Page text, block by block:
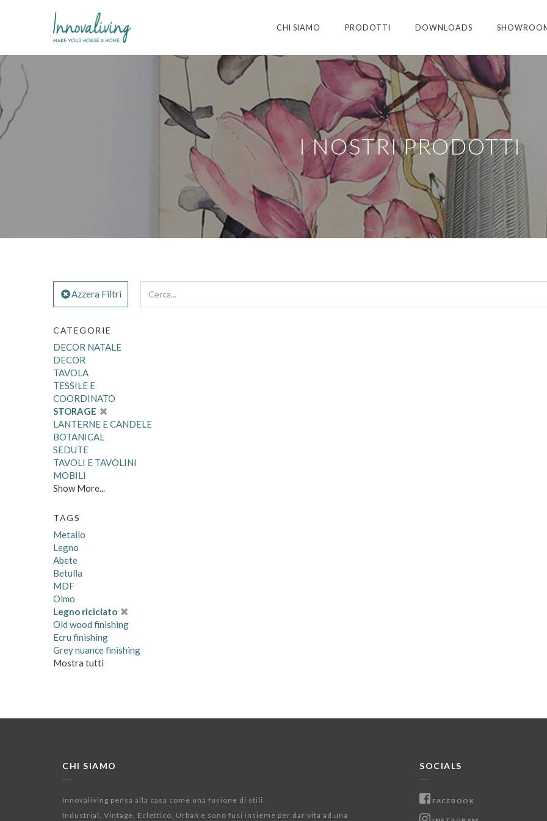
CHI SIAMO PRODOTTI DOWNLOADS
I NOSTRI PRODOTTI
Azzera Filtri
CATEGORIE
DECOR NATALE
DECOR
TAVOLA
TESSILE E
COORDINATO
STORAGE
LANTERNE E CANDELE
BOTANICAL
SEDUTE
TAVOLI E TAVOLINI
MOBILI
Show More...
TAGS
Metallo
Legno
Abete
Betulla
MDF
Olmo
Legno riciclato
Old wood finishing
Ecru finishing
Grey nuance finishing
Mostra tutti
CHI SIAMO
Innovaliving pensa alla casa come una fusione di stili.
Industrial, Vintage, Eclettico, Urban e sono fusi insieme per dar vita ad una
SOCIALS
FACEBOOK